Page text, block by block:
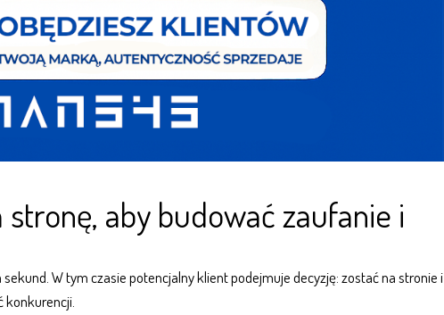
aby budować zaufanie i
W tym czasie potencjalny klient podejmuje decyzję: zostać na stronie i
konkurencji.